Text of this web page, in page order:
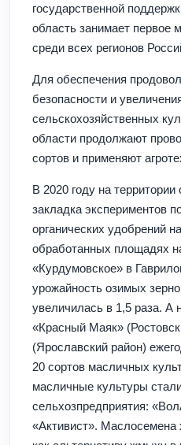
государственной
область занимает первое
среди всех регионов
Для обеспечения
безопасности и
сельскохозяйственных
области продолжают
сортов и применяют
В 2020 году на
закладка экспериментов
органических удобрений
обработанных площадях
«Курдумовское» в
урожайность озимых
увеличилась в 1,5 раза. А
«Красный Маяк»
(Ярославский район)
20 сортов масличных
масличные культуры
сельхозпредприятия:
«Активист». Маслосемена